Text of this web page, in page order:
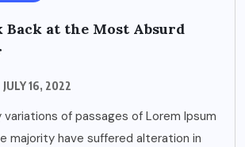
Back at the Most Absurd
JULY 16, 2022
variations of passages of Lorem Ipsum
majority have suffered alteration in